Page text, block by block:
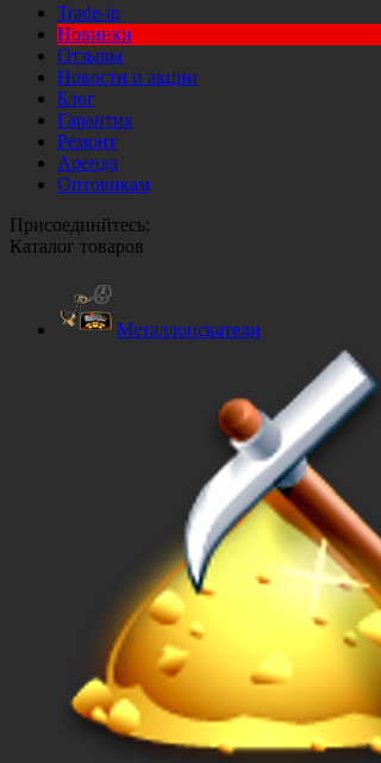
Trade-in
Новинки
Отзывы
Новости и акции
Блог
Гарантия
Ремонт
Аренда
Оптовикам
Присоединйтесь:
Каталог товаров
Металлоискатели